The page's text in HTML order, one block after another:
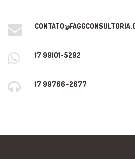
17 99101-5292
17 99766-2677